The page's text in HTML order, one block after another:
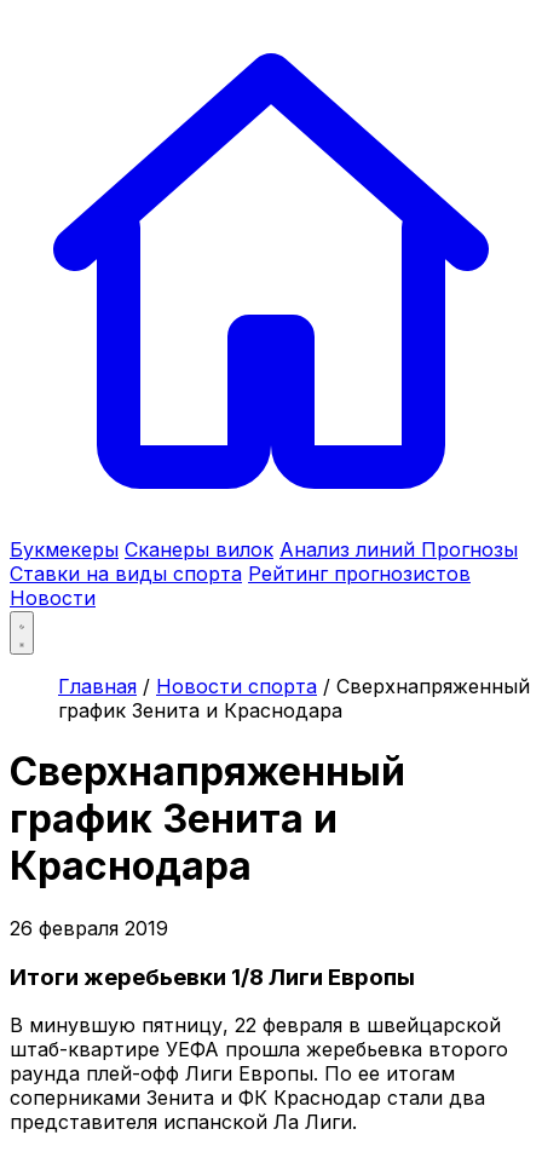
Букмекеры Сканеры вилок Анализ линий Прогнозы
Ставки на виды спорта Рейтинг прогнозистов
Новости
Главная / Новости спорта / Сверхнапряженный
график Зенита и Краснодара
Сверхнапряженный
график Зенита и
Краснодара
26 февраля 2019
Итоги жеребьевки 1/8 Лиги Европы
В минувшую пятницу, 22 февраля в швейцарской
штаб-квартире УЕФА прошла жеребьевка второго
раунда плей-офф Лиги Европы. По ее итогам
соперниками Зенита и ФК Краснодар стали два
представителя испанской Ла Лиги.